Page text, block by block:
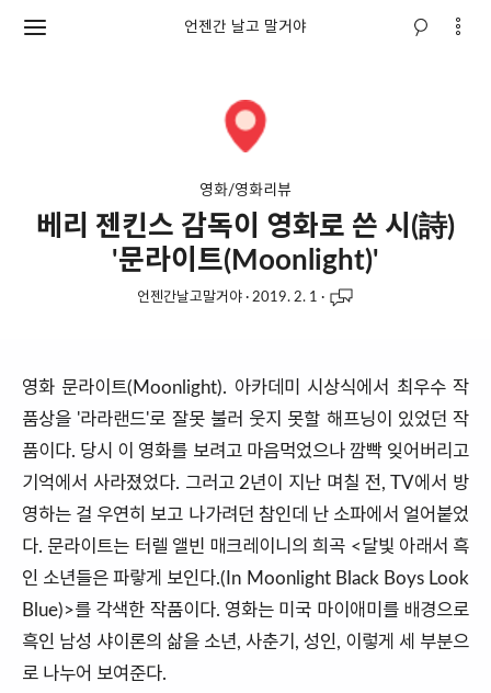
언젠간 날고 말거야
영화/영화리뷰
베리 젠킨스 감독이 영화로 쓴 시(詩)
'문라이트(Moonlight)'
언젠간날고말거야· 2019. 2. 1 ·
영화 문라이트(Moonlight). 아카데미 시상식에서 최우수 작
품상을 '라라랜드'로 잘못 불러 웃지 못할 해프닝이 있었던 작
품이다. 당시 이 영화를 보려고 마음먹었으나 깜빡 잊어버리고
기억에서 사라졌었다. 그러고 2년이 지난 며칠 전, TV에서 방
영하는 걸 우연히 보고 나가려던 참인데 난 소파에서 얼어붙었
다. 문라이트는 터렐 앨빈 매크레이니의 희곡 <달빛 아래서 흑
인 소년들은 파랗게 보인다.(In Moonlight Black Boys Look
Blue)>를 각색한 작품이다. 영화는 미국 마이애미를 배경으로
흑인 남성 샤이론의 삶을 소년, 사춘기, 성인, 이렇게 세 부분으
로 나누어 보여준다.